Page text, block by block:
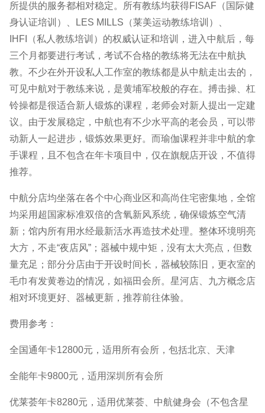
所提供的服务都相对稳定。所有教练均获得FISAF（国际健
身认证培训）、LES MILLS（莱美运动教练培训）、
IHFI（私人教练培训）的权威认证和培训，进入中航后，每
三个月都要进行考试，考试不合格的教练将无法在中航执
教。不少在外开设私人工作室的教练都是从中航走出去的，
可见中航对于教练来说，是黄埔军校般的存在。搏击操、杠
铃操都是很适合新人锻炼的课程，老师会对新人提出一定建
议。由于发展稳定，中航也有不少水平高的老会员，可以带
动新人一起进步，锻炼效果更好。而瑜伽课程并非中航的拿
手课程，且不包含在年卡项目中，仅在旗舰店开设，不值得
推荐。
中航分店均坐落在各个中心商业区和高尚住宅密集地，全馆
均采用超国家标准双倍的含氧新风系统，确保锻炼空气清
新；馆内所有用水经最新活水再造技术处理。整体环境明亮
大方，不走“夜店风”；器械中规中矩，没有太大亮点，但数
量充足；部分分店由于开设时间长，器械较陈旧，更衣室的
毛巾有发黄卷边的情况，如福田会所。星河店、九方概念店
相对环境更好、器械更新，推荐前往体验。
费用参考：
全国通年卡12800元，适用所有会所，包括北京、天津
全能年卡9800元，适用深圳所有会所
优莱荟年卡8280元，适用优莱荟、中航健身会（不包含星